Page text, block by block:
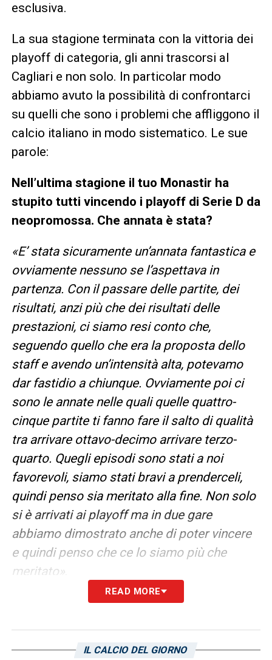
esclusiva.
La sua stagione terminata con la vittoria dei
playoff di categoria, gli anni trascorsi al
Cagliari e non solo. In particolar modo
abbiamo avuto la possibilità di confrontarci
su quelli che sono i problemi che affliggono il
calcio italiano in modo sistematico. Le sue
parole:
Nell’ultima stagione il tuo Monastir ha
stupito tutti vincendo i playoff di Serie D da
neopromossa. Che annata è stata?
«E’ stata sicuramente un’annata fantastica e
ovviamente nessuno se l’aspettava in
partenza. Con il passare delle partite, dei
risultati, anzi più che dei risultati delle
prestazioni, ci siamo resi conto che,
seguendo quello che era la proposta dello
staff e avendo un’intensità alta, potevamo
dar fastidio a chiunque. Ovviamente poi ci
sono le annate nelle quali quelle quattro-
cinque partite ti fanno fare il salto di qualità
tra arrivare ottavo-decimo arrivare terzo-
quarto. Quegli episodi sono stati a noi
favorevoli, siamo stati bravi a prenderceli,
quindi penso sia meritato alla fine. Non solo
si è arrivati ai playoff ma in due gare
abbiamo dimostrato anche di poter vincere
e quindi penso che ce lo siamo più che
meritato».
Il tuo percorso giovanile si è sviluppato per
READ MORE
IL CALCIO DEL GIORNO